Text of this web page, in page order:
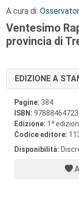
A cura di:
Ventesimo
provincia di
EDIZIONE A
Pagine: 384
ISBN:
Edizione: 1 a
Codice editore:
Disponibilità: